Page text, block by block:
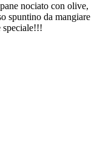
nociato con olive,
spuntino da mangiare
speciale!!!